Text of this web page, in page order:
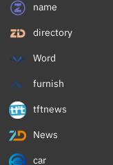
name
directory
Word
furnish
tftnews
News
car